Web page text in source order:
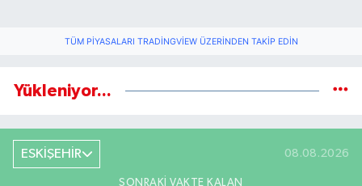
TÜM PIYASALARI TRADINGVIEW ÜZERINDEN TAKIP EDIN
Yükleniyor...
ESKİŞEHİR 08.08.2026
SONRAKI VAKTE KALAN